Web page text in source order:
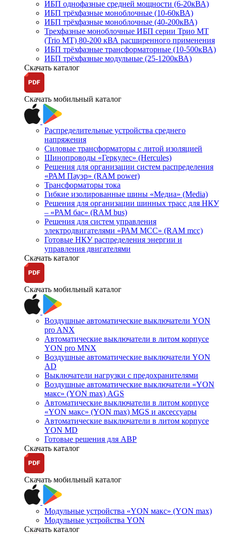
ИБП однофазные средней мощности (6-20кВА)
ИБП трёхфазные моноблочные (10-60кВА)
ИБП трёхфазные моноблочные (40-200кВА)
Трехфазные моноблочные ИБП серии Трио МТ
(Trio MT) 80-200 кВА расширенного применения
ИБП трёхфазные трансформаторные (10-500кВА)
ИБП трёхфазные модульные (25-1200кВА)
Скачать каталог
Скачать мобильный каталог
Распределительные устройства среднего
напряжения
Силовые трансформаторы с литой изоляцией
Шинопроводы «Геркулес» (Hercules)
Решения для организации систем распределения
«РАМ Пауэр» (RAM power)
Трансформаторы тока
Гибкие изолированные шины «Медиа» (Media)
Решения для организации шинных трасс для НКУ
– «РАМ бас» (RAM bus)
Решения для систем управления
электродвигателями «РАМ МСС» (RAM mcc)
Готовые НКУ распределения энергии и
управления двигателями
Скачать каталог
Скачать мобильный каталог
Воздушные автоматические выключатели YON
pro ANX
Автоматические выключатели в литом корпусе
YON pro MNX
Воздушные автоматические выключатели YON
AD
Выключатели нагрузки с предохранителями
Воздушные автоматические выключатели «YON
макс» (YON max) AGS
Автоматические выключатели в литом корпусе
«YON макс» (YON max) MGS и аксессуары
Автоматические выключатели в литом корпусе
YON MD
Готовые решения для АВР
Скачать каталог
Скачать мобильный каталог
Модульные устройства «YON макс» (YON max)
Модульные устройства YON
Скачать каталог